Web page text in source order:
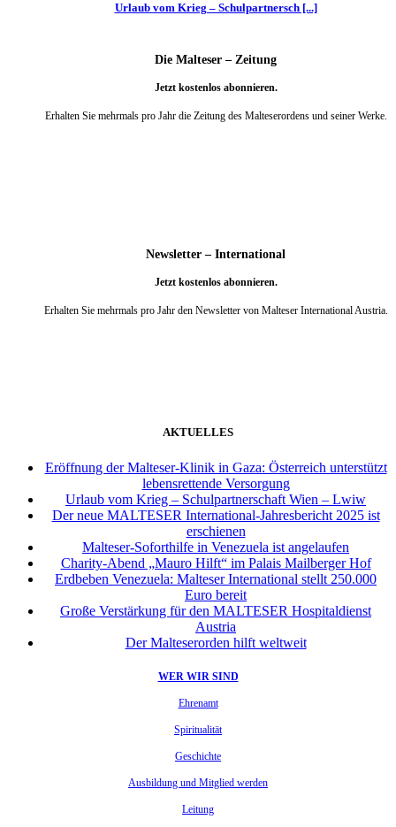
Urlaub vom Krieg – Schulpartnersch [...]
Die Malteser – Zeitung
Jetzt kostenlos abonnieren.
Erhalten Sie mehrmals pro Jahr die Zeitung des Malteserordens und seiner Werke.
Newsletter – International
Jetzt kostenlos abonnieren.
Erhalten Sie mehrmals pro Jahr den Newsletter von Malteser International Austria.
AKTUELLES
Eröffnung der Malteser-Klinik in Gaza: Österreich unterstützt
lebensrettende Versorgung
Urlaub vom Krieg – Schulpartnerschaft Wien – Lwiw
Der neue MALTESER International-Jahresbericht 2025 ist
erschienen
Malteser-Soforthilfe in Venezuela ist angelaufen
Charity-Abend „Mauro Hilft“ im Palais Mailberger Hof
Erdbeben Venezuela: Malteser International stellt 250.000
Euro bereit
Große Verstärkung für den MALTESER Hospitaldienst
Austria
Der Malteserorden hilft weltweit
WER WIR SIND
Ehrenamt
Spiritualität
Geschichte
Ausbildung und Mitglied werden
Leitung